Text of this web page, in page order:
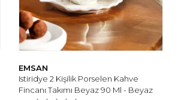
EMSAN
Istiridye 2 Kişilik Porselen Kahve
Fincanı Takımı Beyaz 90 Ml - Beyaz